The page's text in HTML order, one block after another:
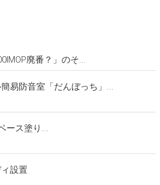
廃番？」のそ...
易防音室「だんぼっち」...
ース塗り...
設置